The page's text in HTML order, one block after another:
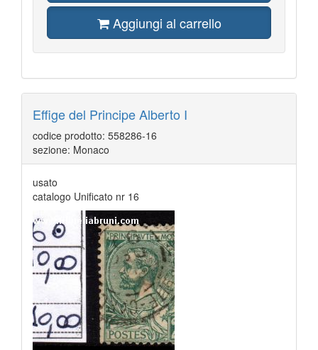
Aggiungi al carrello
Effige del Principe Alberto I
codice prodotto: 558286-16
sezione: Monaco
usato
catalogo Unificato nr 16